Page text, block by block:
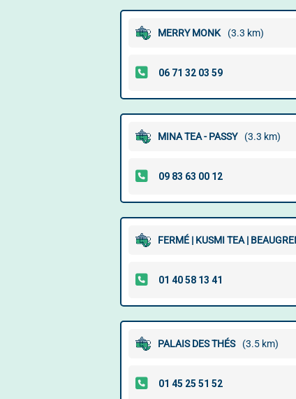
MERRY MONK (3.3 km)
MINA TEA - PASSY (3.3 km)
FERMÉ | KUSMI TEA |
PALAIS DES THÉS (3.5 km)